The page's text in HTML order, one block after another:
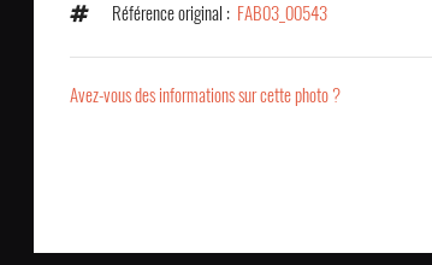
Référence original : FAB03_00543
Avez-vous des informations sur cette photo ?